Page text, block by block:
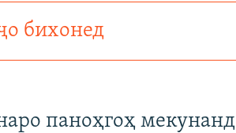
бихонед
паноҳгоҳ мекунанд